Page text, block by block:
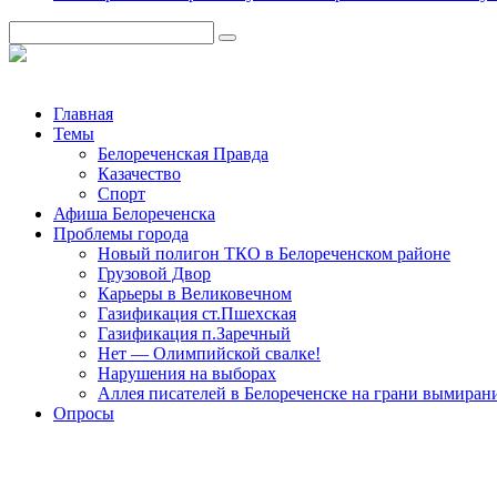
Главная
Темы
Белореченская Правда
Казачество
Спорт
Афиша Белореченска
Проблемы города
Новый полигон ТКО в Белореченском районе
Грузовой Двор
Карьеры в Великовечном
Газификация ст.Пшехская
Газификация п.Заречный
Нет — Олимпийской свалке!
Нарушения на выборах
Аллея писателей в Белореченске на грани
Опросы